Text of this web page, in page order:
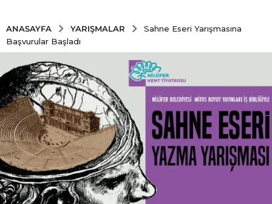
ANASAYFA YARIŞMALAR
Sahne Eseri Yarışmasına
Başvurular Başladı